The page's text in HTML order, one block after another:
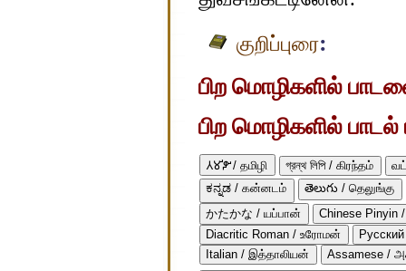
குறிப்புரை:
பிற மொழிகளில்
பிற மொழிகளில்
𑀢𑀫𑀺𑀵𑀺 / தமிழி গ্রন্থ লিপি / கிரந்தம்
ಕನ್ನಡ / கன்னடம்
తెలుగు / தெலுங்கு
かたかな / யப்பான்
Chinese Pinyin
Diacritic Roman / உரோமன்
Italian / இத்தாலியன்
Assamese /